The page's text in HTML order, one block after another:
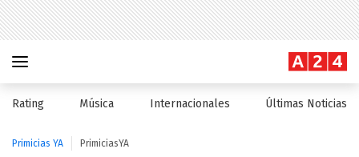
Rating Música Internacionales Últimas Noticias
Primicias YA PrimiciasYA